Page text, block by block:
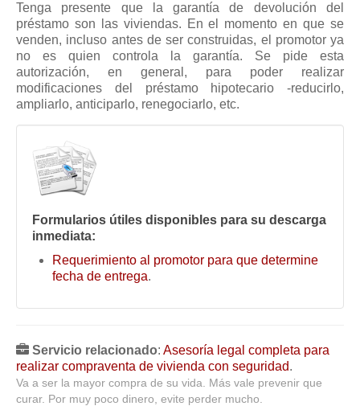
Tenga presente que la garantía de devolución del
préstamo son las viviendas. En el momento en que se
venden, incluso antes de ser construidas, el promotor ya
no es quien controla la garantía. Se pide esta
autorización, en general, para poder realizar
modificaciones del préstamo hipotecario -reducirlo,
ampliarlo, anticiparlo, renegociarlo, etc.
Formularios útiles disponibles para su descarga
inmediata:
Requerimiento al promotor para que determine
fecha de entrega.
Servicio relacionado: Asesoría legal completa para
realizar compraventa de vivienda con seguridad.
Va a ser la mayor compra de su vida. Más vale prevenir que
curar. Por muy poco dinero, evite perder mucho.